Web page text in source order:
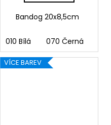
090 Stříbrná 091 Zlatá
Bandog 20x8,5cm
010 Bílá 070 Černá
VÍCE BAREV